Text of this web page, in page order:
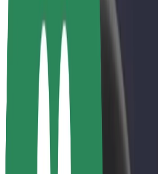
Bolt Plus
გამოიმუშავე Bolt-თან ერთად
მძღოლები
მძღოლის შემოსავლები
კურიერები
კურიერის შემოსავლები
Bolt Food პარტნიორები